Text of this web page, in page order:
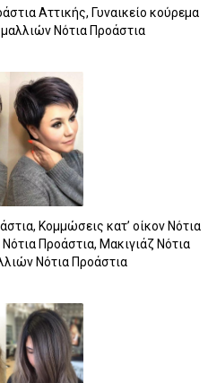
Αττικής, Γυναικείο κούρεμα
Νότια Προάστια
Κομμώσεις κατ’ οίκον Νότια
Προάστια, Μακιγιάζ Νότια
Νότια Προάστια